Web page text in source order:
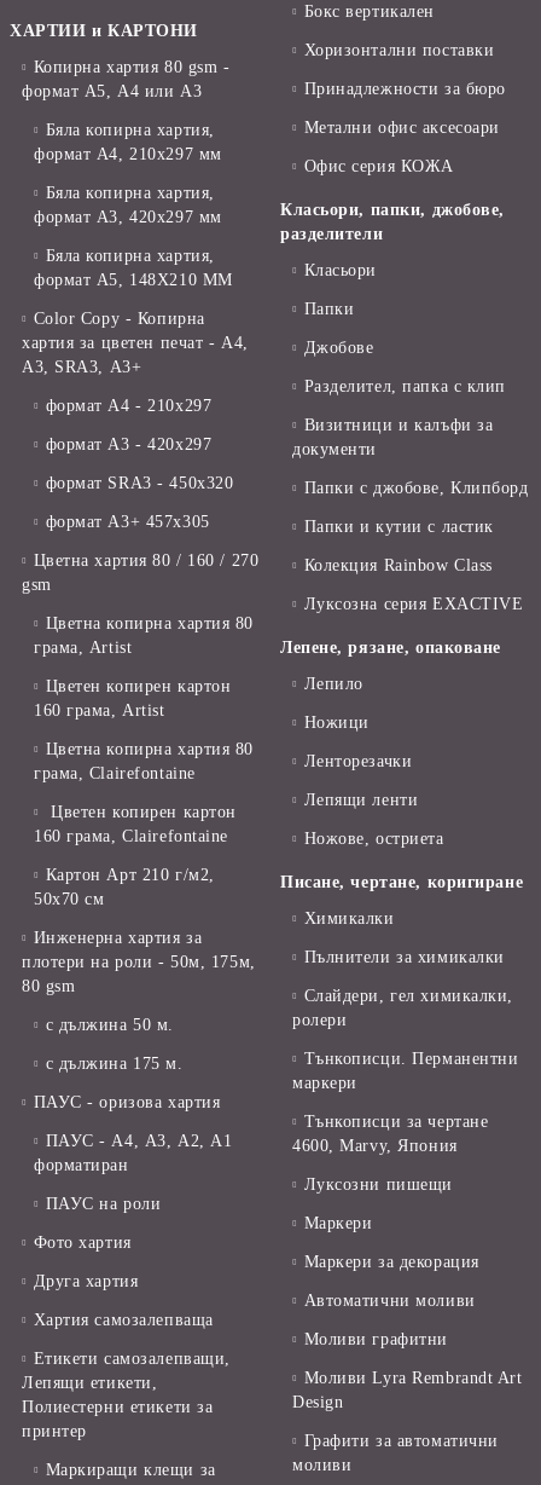
ХАРТИИ и КАРТОНИ
Копирна хартия 80 gsm -
формат А5, А4 или А3
Бяла копирна хартия,
формат А4, 210x297 мм
Бяла копирна хартия,
формат А3, 420x297 мм
Бяла копирна хартия,
формат А5, 148X210 ММ
Color Copy - Копирна
хартия за цветен печат - А4,
А3, SRA3, А3+
формат А4 - 210x297
формат А3 - 420x297
формат SRA3 - 450x320
формат А3+ 457x305
Цветна хартия 80 / 160 / 270
gsm
Цветна копирна хартия 80
грама, Artist
Цветен копирен картон
160 грама, Artist
Цветна копирна хартия 80
грама, Clairefontaine
Цветен копирен картон
160 грама, Clairefontaine
Картон Арт 210 г/м2,
50х70 см
Инженерна хартия за
плотери на роли - 50м, 175м,
80 gsm
с дължина 50 м.
с дължина 175 м.
ПАУС - оризова хартия
ПАУС - А4, А3, А2, А1
форматиран
ПАУС на роли
Фото хартия
Друга хартия
Хартия самозалепваща
Етикети самозалепващи,
Лепящи етикети,
Полиестерни етикети за
принтер
Маркиращи клещи за
Бокс вертикален
Хоризонтални поставки
Принадлежности за бюро
Метални офис аксесоари
Офис серия КОЖА
Класьори, папки, джобове,
разделители
Класьори
Папки
Джобове
Разделител, папка с клип
Визитници и калъфи за
документи
Папки с джобове, Клипборд
Папки и кутии с ластик
Колекция Rainbow Class
Луксозна серия EXACTIVE
Лепене, рязане, опаковане
Лепило
Ножици
Ленторезачки
Лепящи ленти
Ножове, остриета
Писане, чертане, коригиране
Химикалки
Пълнители за химикалки
Слайдери, гел химикалки,
ролери
Тънкописци. Перманентни
маркери
Тънкописци за чертане
4600, Marvy, Япония
Луксозни пишещи
Маркери
Маркери за декорация
Автоматични моливи
Моливи графитни
Моливи Lyra Rembrandt Art
Design
Графити за автоматични
моливи